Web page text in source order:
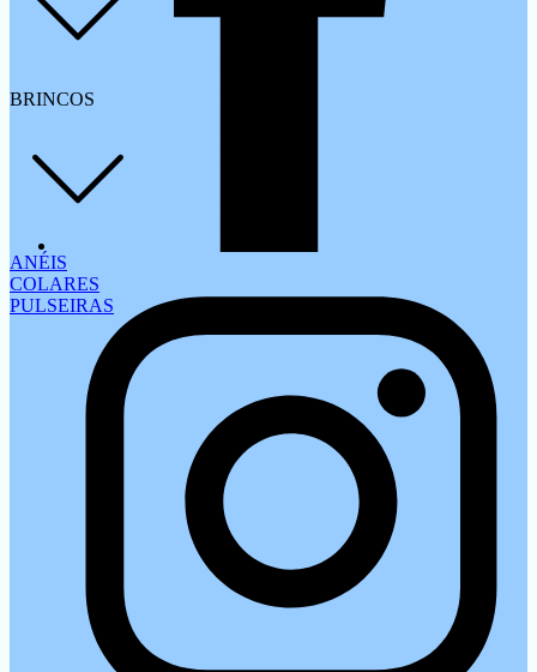
BRINCOS
ANÉIS
COLARES
PULSEIRAS